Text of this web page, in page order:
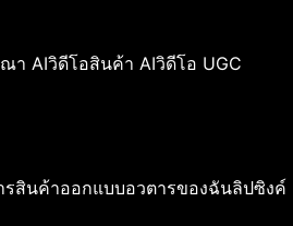
า AIวิดีโอสินค้า AIวิดีโอ UGC
รสินค้าออกแบบอวตารของฉันลิปซิงค์